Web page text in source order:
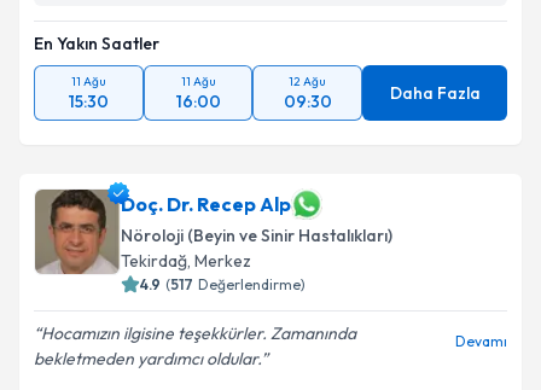
En Yakın Saatler
11 Ağu
15:30
11 Ağu
16:00
12 Ağu
09:30 Daha Fazla
Doç. Dr. Recep Alp
Nöroloji (Beyin ve Sinir Hastalıkları)
Tekirdağ, Merkez
4.9 (517 Değerlendirme)
Hocamızın ilgisine teşekkürler. Zamanında
bekletmeden yardımcı oldular.
Devamı